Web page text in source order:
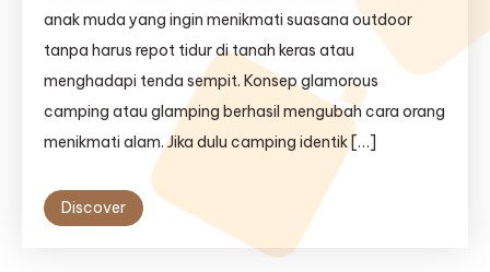
anak muda yang ingin menikmati suasana outdoor
tanpa harus repot tidur di tanah keras atau
menghadapi tenda sempit. Konsep glamorous
camping atau glamping berhasil mengubah cara orang
menikmati alam. Jika dulu camping identik […]
Discover